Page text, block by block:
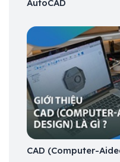
AutoCAD
CAD (Computer-